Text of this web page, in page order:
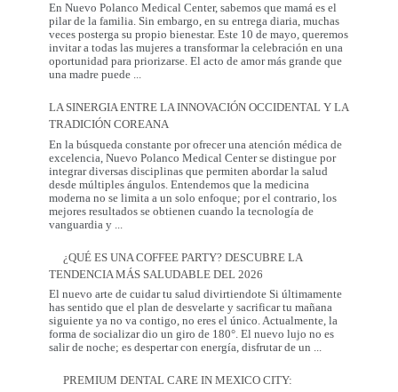
En Nuevo Polanco Medical Center, sabemos que mamá es el
pilar de la familia. Sin embargo, en su entrega diaria, muchas
veces posterga su propio bienestar. Este 10 de mayo, queremos
invitar a todas las mujeres a transformar la celebración en una
oportunidad para priorizarse. El acto de amor más grande que
una madre puede ...
que
Mamá
Realmente
Necesita:
Salud
y
Prevención
LA SINERGIA ENTRE LA INNOVACIÓN OCCIDENTAL Y LA
TRADICIÓN COREANA
En la búsqueda constante por ofrecer una atención médica de
excelencia, Nuevo Polanco Medical Center se distingue por
integrar diversas disciplinas que permiten abordar la salud
desde múltiples ángulos. Entendemos que la medicina
moderna no se limita a un solo enfoque; por el contrario, los
mejores resultados se obtienen cuando la tecnología de
vanguardia y
la
Innovación
Occidental
y
la
Tradición
Coreana
¿QUÉ ES UNA COFFEE PARTY? DESCUBRE LA
TENDENCIA MÁS SALUDABLE DEL 2026
El nuevo arte de cuidar tu salud divirtiendote Si últimamente
has sentido que el plan de desvelarte y sacrificar tu mañana
siguiente ya no va contigo, no eres el único. Actualmente, la
forma de socializar dio un giro de 180°. El nuevo lujo no es
salir de noche; es despertar con energía, disfrutar de un ...
PREMIUM DENTAL CARE IN MEXICO CITY: